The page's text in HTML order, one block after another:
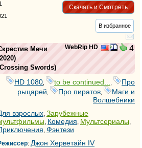
Скачать и Смотреть
В избранное
WebRip HD 4
Мечи
Crossing Swords)
HD 1080 to be continued...
Про
рыцарей
Про пиратов
Маги и
Волшебники
взрослых, Зарубежные
, Комедия, Мультсериалы,
, Фэнтези
: Джон Херветайн IV